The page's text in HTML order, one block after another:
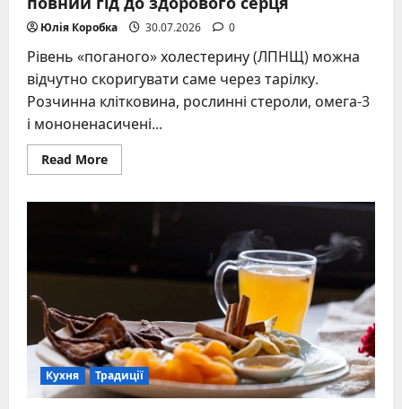
Юлія Коробка 30.07.2026 0
Рівень «поганого» холестерину (ЛПНЩ) можна
відчутно скоригувати саме через тарілку.
Розчинна клітковина, рослинні стероли, омега-3
і мононенасичені...
Read MoreRead
more
холестерин:
здорового
Кухня Традиції